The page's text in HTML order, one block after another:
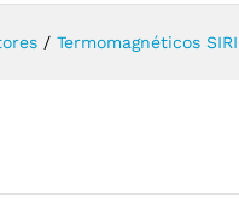
/ Termomagnéticos